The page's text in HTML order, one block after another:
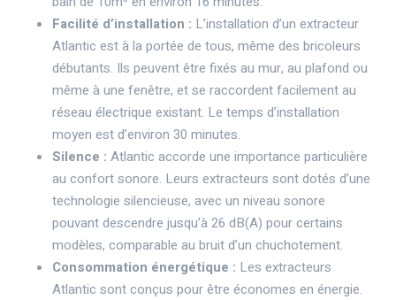
Facilité d’installation : L’installation d’un extracteur
Atlantic est à la portée de tous, même des bricoleurs
débutants. Ils peuvent être fixés au mur, au plafond ou
même à une fenêtre, et se raccordent facilement au
réseau électrique existant. Le temps d’installation
moyen est d’environ 30 minutes.
Silence : Atlantic accorde une importance particulière
au confort sonore. Leurs extracteurs sont dotés d’une
technologie silencieuse, avec un niveau sonore
pouvant descendre jusqu’à 26 dB(A) pour certains
modèles, comparable au bruit d’un chuchotement.
Consommation énergétique : Les extracteurs
Atlantic sont conçus pour être économes en énergie.